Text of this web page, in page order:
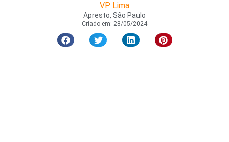
VP Lima
Apresto, São Paulo
Criado em: 28/05/2024